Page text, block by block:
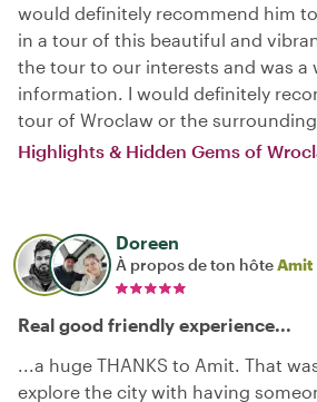
would definitely recommend him
in a tour of this beautiful and
the tour to our interests and was a
information. I would definitely
tour of Wroclaw or the surrounding
Highlights & Hidden Gems of
Doreen
À propos de ton hôteAmit
Real good friendly experience...
...a huge THANKS to Amit. That
explore the city with having